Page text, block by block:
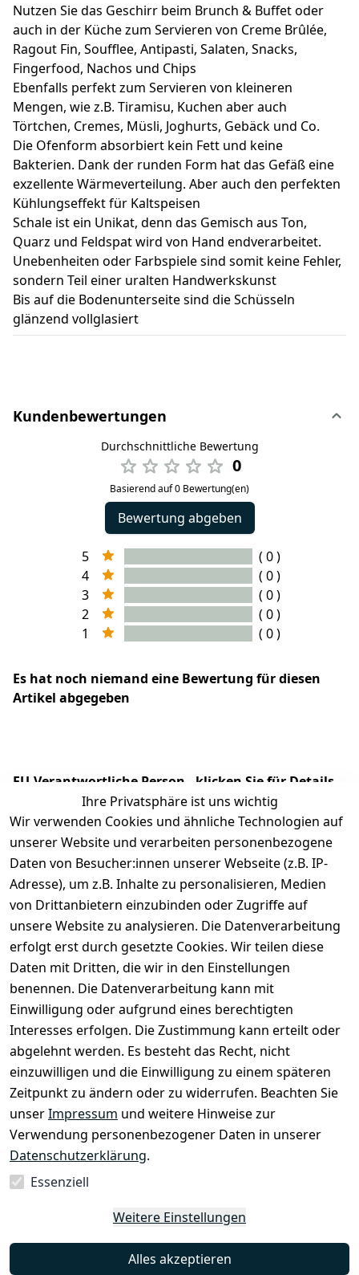
Nutzen Sie das Geschirr beim Brunch & Buffet oder
auch in der Küche zum Servieren von Creme Brûlée,
Ragout Fin, Soufflee, Antipasti, Salaten, Snacks,
Fingerfood, Nachos und Chips
Ebenfalls perfekt zum Servieren von kleineren
Mengen, wie z.B. Tiramisu, Kuchen aber auch
Törtchen, Cremes, Müsli, Joghurts, Gebäck und Co.
Die Ofenform absorbiert kein Fett und keine
Bakterien. Dank der runden Form hat das Gefäß eine
exzellente Wärmeverteilung. Aber auch den perfekten
Kühlungseffekt für Kaltspeisen
Schale ist ein Unikat, denn das Gemisch aus Ton,
Quarz und Feldspat wird von Hand endverarbeitet.
Unebenheiten oder Farbspiele sind somit keine Fehler,
sondern Teil einer uralten Handwerkskunst
Bis auf die Bodenunterseite sind die Schüsseln
glänzend vollglasiert
Kundenbewertungen
Durchschnittliche Bewertung
0
Basierend auf 0 Bewertung(en)
Bewertung abgeben
5
( 0 )
4
( 0 )
3
( 0 )
2
( 0 )
1
( 0 )
Es hat noch niemand eine Bewertung für diesen
Artikel abgegeben
EU-Verantwortliche Person - klicken Sie für Details
Ihre Privatsphäre ist uns wichtig
Wir verwenden Cookies und ähnliche Technologien auf
unserer Website und verarbeiten personenbezogene
Daten von Besucher:innen unserer Webseite (z.B. IP-
Adresse), um z.B. Inhalte zu personalisieren, Medien
von Drittanbietern einzubinden oder Zugriffe auf
unsere Website zu analysieren. Die Datenverarbeitung
erfolgt erst durch gesetzte Cookies. Wir teilen diese
Daten mit Dritten, die wir in den Einstellungen
benennen. Die Datenverarbeitung kann mit
Einwilligung oder aufgrund eines berechtigten
Interesses erfolgen. Die Zustimmung kann erteilt oder
abgelehnt werden. Es besteht das Recht, nicht
einzuwilligen und die Einwilligung zu einem späteren
Zeitpunkt zu ändern oder zu widerrufen. Beachten Sie
unserImpressum und weitere Hinweise zur
Verwendung personenbezogener Daten in unserer
Datenschutzerklärung.
Essenziell
Weitere Einstellungen
Alles akzeptieren
Rechtliches
Impressum
Datenschutze
rklärung
Barrierefreihe
itserklärung
Widerrufsrec
ht
Services
Registrieren